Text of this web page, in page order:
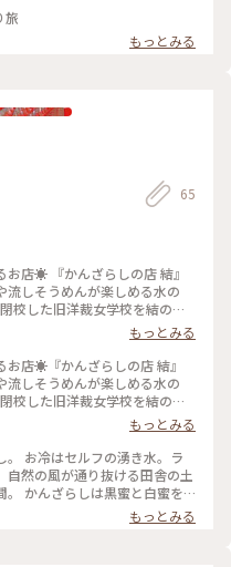
旅
もっとみる
65
店☀️ 『かんざらしの店 結』
流しそうめんが楽しめる水の
校した旧洋裁女学校を結のオ
始められた『旧女学校跡』に
ロなお店が６軒あります🏫✨
雰囲気の結は特別な存在感🌳
いたような、聞かなかったよ
コップに注ぐスタイル！サイ
ます😆🍻 今回は“かんざらし
ップに浸った素朴な寒ざらし
て味変が楽しめます🎶付け合
もあり、そちらは黒蜜ときな
クレソンを練り込んだパスタ
もヨモギと見せかけてクレソ
で子供もパクパク😋 寒い季節
もっとみる
お店☀️『かんざらしの店 結』
流しそうめんが楽しめる水の
校した旧洋裁女学校を結のオ
始められた『旧女学校跡』に
ロなお店が６軒あります🏫✨
雰囲気の結は特別な存在感🌳
ら聞いたような、聞かなかった
をコップに注ぐスタイル！サ
います😆🍻 今回は“かんざらし
ップに浸った素朴な寒ざらし
もっとみる
。 お冷はセルフの湧き水。ラ
自然の風が通り抜ける田舎の土
かんざらしは黒蜜と白蜜を
も美味。 #熊本#旧女
当地グルメ#かんざらしの店結
もっとみる